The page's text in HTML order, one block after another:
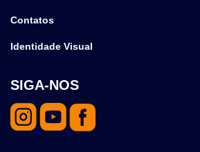
Contatos
Identidade Visual
SIGA-NOS